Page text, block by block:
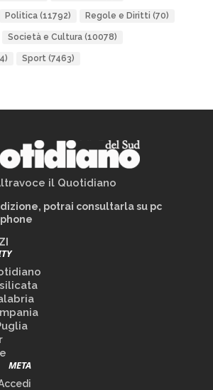
Politica(11792) Regole e Diritti (70)
Società e Cultura(10078)
Sport(7463)
il Quotidiano
potrai consultarla su pc
META